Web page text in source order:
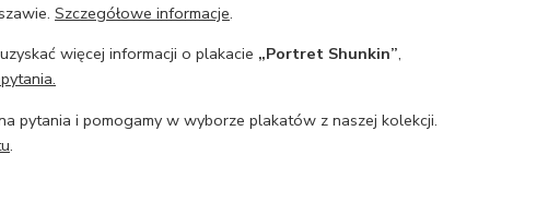
Szczegółowe informacje.
więcej informacji o plakacie „Portret Shunkin”,
pytania i pomogamy w wyborze plakatów z naszej kolekcji.
.